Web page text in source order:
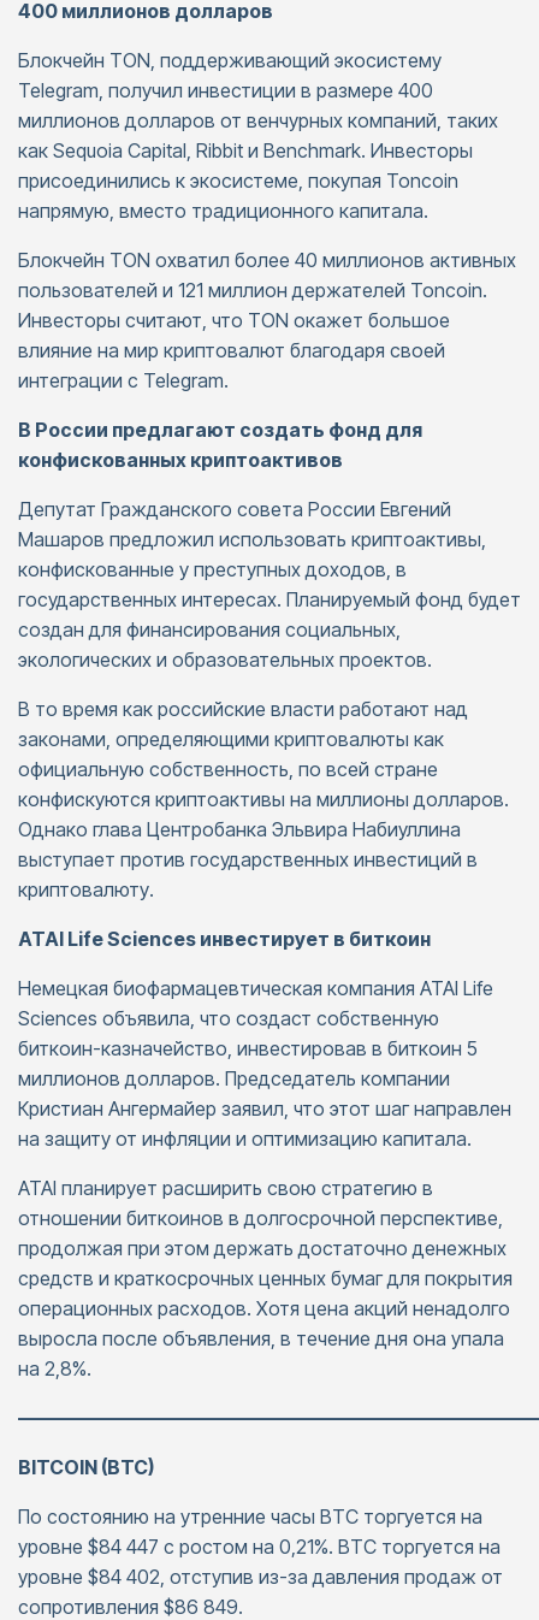
400 миллионов долларов
Блокчейн TON, поддерживающий экосистему
Telegram, получил инвестиции в размере 400
миллионов долларов от венчурных компаний, таких
как Sequoia Capital, Ribbit и Benchmark. Инвесторы
присоединились к экосистеме, покупая Toncoin
напрямую, вместо традиционного капитала.
Блокчейн TON охватил более 40 миллионов активных
пользователей и 121 миллион держателей Toncoin.
Инвесторы считают, что TON окажет большое
влияние на мир криптовалют благодаря своей
интеграции с Telegram.
В России предлагают создать фонд для
конфискованных криптоактивов
Депутат Гражданского совета России Евгений
Машаров предложил использовать криптоактивы,
конфискованные у преступных доходов, в
государственных интересах. Планируемый фонд будет
создан для финансирования социальных,
экологических и образовательных проектов.
В то время как российские власти работают над
законами, определяющими криптовалюты как
официальную собственность, по всей стране
конфискуются криптоактивы на миллионы долларов.
Однако глава Центробанка Эльвира Набиуллина
выступает против государственных инвестиций в
криптовалюту.
ATAI Life Sciences инвестирует в биткоин
Немецкая биофармацевтическая компания ATAI Life
Sciences объявила, что создаст собственную
биткоин-казначейство, инвестировав в биткоин 5
миллионов долларов. Председатель компании
Кристиан Ангермайер заявил, что этот шаг направлен
на защиту от инфляции и оптимизацию капитала.
ATAI планирует расширить свою стратегию в
отношении биткоинов в долгосрочной перспективе,
продолжая при этом держать достаточно денежных
средств и краткосрочных ценных бумаг для покрытия
операционных расходов. Хотя цена акций ненадолго
выросла после объявления, в течение дня она упала
на 2,8%.
BITCOIN (BTC)
По состоянию на утренние часы BTC торгуется на
уровне $84 447 с ростом на 0,21%. BTC торгуется на
уровне $84 402, отступив из-за давления продаж от
сопротивления $86 849.